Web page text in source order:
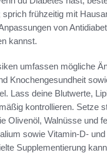
frühzeitig mit
von
kannst.
umfassen mögliche
Knochengesundheit
Lass deine Blutwerte,
kontrollieren. Setze
Olivenöl, Walnüsse und
sowie Vitamin‑D‑ und
Supplementierung